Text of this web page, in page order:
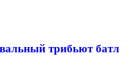
трибьют батл